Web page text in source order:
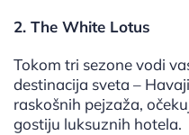
2. The White Lotus
Tokom tri sezone vodi
destinacija sveta –
raskošnih pejzaža,
gostiju luksuznih hotela.